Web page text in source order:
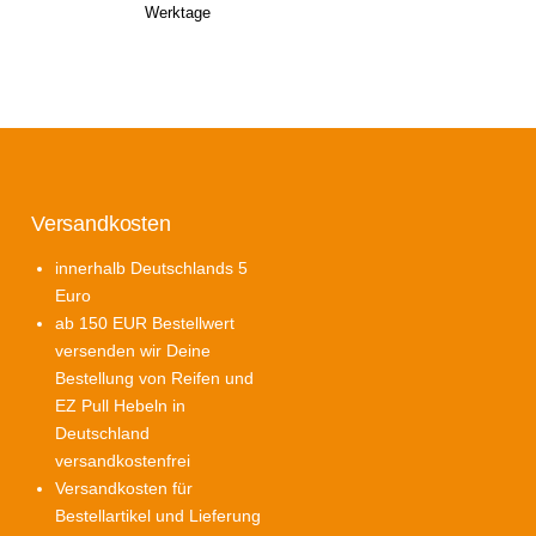
Werktage
Versandkosten
innerhalb Deutschlands 5
Euro
ab 150 EUR Bestellwert
versenden wir Deine
Bestellung von Reifen und
EZ Pull Hebeln in
Deutschland
versandkostenfrei
Versandkosten für
Bestellartikel und Lieferung